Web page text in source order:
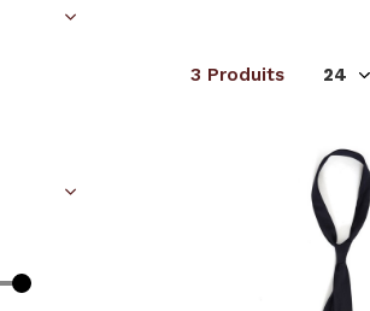
3 Produits